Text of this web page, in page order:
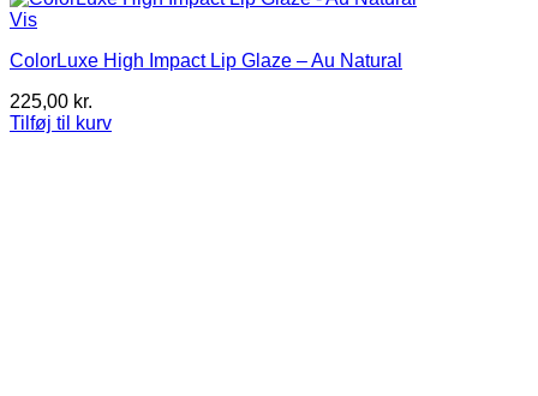
Vis
ColorLuxe High Impact Lip Glaze – Au Natural
225,00 kr.
Tilføj til kurv